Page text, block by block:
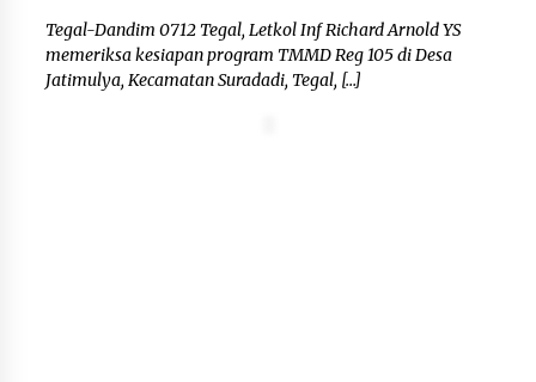
Abdul Muis Dipadamkan, Layanan
Publik Tetap Berjalan
8 Agustus 2026
Tegal-Dandim 0712 Tegal, Letkol Inf Richard Arnold YS
memeriksa kesiapan program TMMD Reg 105 di Desa
Jatimulya, Kecamatan Suradadi, Tegal, […]